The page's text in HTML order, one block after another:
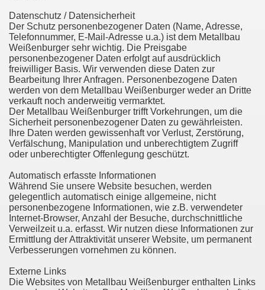
Datenschutz / Datensicherheit
Der Schutz personenbezogener Daten (Name, Adresse,
Telefonnummer, E-Mail-Adresse u.a.) ist dem Metallbau
Weißenburger sehr wichtig. Die Preisgabe
personenbezogener Daten erfolgt auf ausdrücklich
freiwilliger Basis. Wir verwenden diese Daten zur
Bearbeitung Ihrer Anfragen. Personenbezogene Daten
werden von dem Metallbau Weißenburger weder an Dritte
verkauft noch anderweitig vermarktet.
Der Metallbau Weißenburger trifft Vorkehrungen, um die
Sicherheit personenbezogener Daten zu gewährleisten.
Ihre Daten werden gewissenhaft vor Verlust, Zerstörung,
Verfälschung, Manipulation und unberechtigtem Zugriff
oder unberechtigter Offenlegung geschützt.
Automatisch erfasste Informationen
Während Sie unsere Website besuchen, werden
gelegentlich automatisch einige allgemeine, nicht
personenbezogene Informationen, wie z.B. verwendeter
Internet-Browser, Anzahl der Besuche, durchschnittliche
Verweilzeit u.a. erfasst. Wir nutzen diese Informationen zur
Ermittlung der Attraktivität unserer Website, um permanent
Verbesserungen vornehmen zu können.
Externe Links
Die Websites von Metallbau Weißenburger enthalten Links